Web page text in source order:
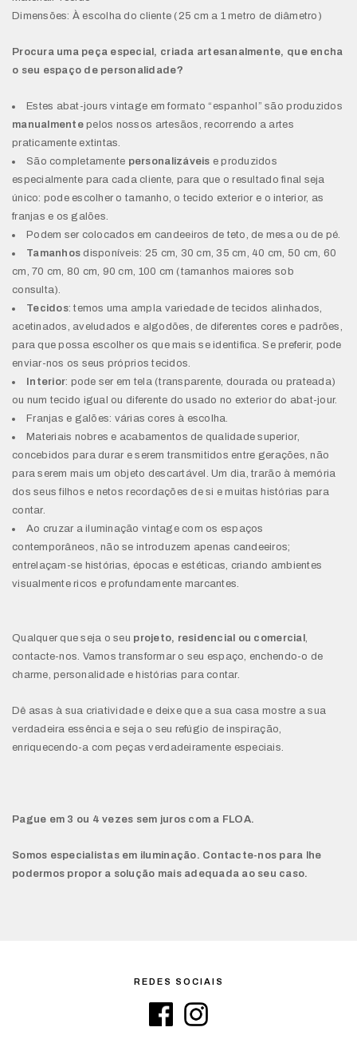
Dimensões: À escolha do cliente (25 cm a 1 metro de diâmetro)
Procura uma peça especial, criada artesanalmente, que encha
o seu espaço de personalidade?
Estes abat-jours vintage em formato “espanhol” são produzidos
manualmentepelos nossos artesãos, recorrendo a artes
praticamente extintas.
São completamente personalizáveis e produzidos
especialmente para cada cliente, para que o resultado final seja
único: pode escolher o tamanho, o tecido exterior e o interior, as
franjas e os galões.
Podem ser colocados em candeeiros de teto, de mesa ou de pé.
Tamanhos disponíveis: 25 cm, 30 cm, 35 cm, 40 cm, 50 cm, 60
cm, 70 cm, 80 cm, 90 cm, 100 cm (tamanhos maiores sob
consulta).
Tecidos: temos uma ampla variedade de tecidos alinhados,
acetinados, aveludados e algodões, de diferentes cores e padrões,
para que possa escolher os que mais se identifica. Se preferir, pode
enviar-nos os seus próprios tecidos.
Interior: pode ser em tela (transparente, dourada ou prateada)
ou num tecido igual ou diferente do usado no exterior do abat-jour.
Franjas e galões: várias cores à escolha.
Materiais nobres e acabamentos de qualidade superior,
concebidos para durar e serem transmitidos entre gerações, não
para serem mais um objeto descartável. Um dia, trarão à memória
dos seus filhos e netos recordações de si e muitas histórias para
contar.
Ao cruzar a iluminação vintage com os espaços
contemporâneos, não se introduzem apenas candeeiros;
entrelaçam-se histórias, épocas e estéticas, criando ambientes
visualmente ricos e profundamente marcantes.
Qualquer que seja o seu projeto, residencial ou comercial ,
contacte-nos. Vamos transformar o seu espaço, enchendo-o de
charme, personalidade e histórias para contar.
Dê asas à sua criatividade e deixe que a sua casa mostre a sua
verdadeira essência e seja o seu refúgio de inspiração,
enriquecendo-a com peças verdadeiramente especiais.
Pague em 3 ou 4 vezes sem juros com a FLOA.
Somos especialistas em iluminação. Contacte-nos para lhe
podermos propor a solução mais adequada ao seu caso.
REDES SOCIAIS